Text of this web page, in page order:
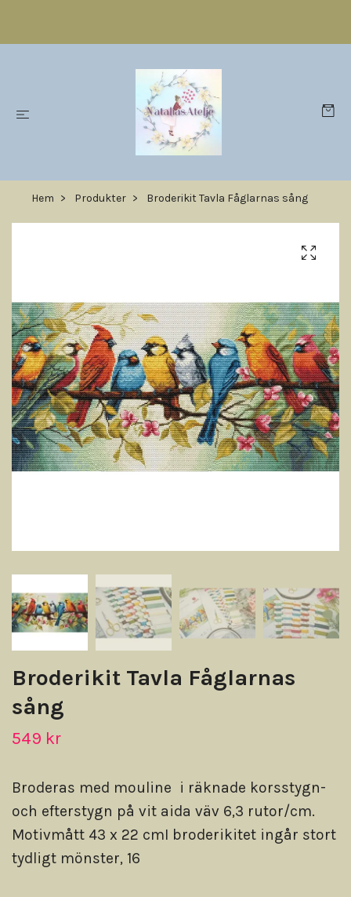
Hem Produkter Broderikit Tavla Fåglarnas sång
Broderikit Tavla Fåglarnas
sång
549 kr
Broderas med mouline i räknade korsstygn-
och efterstygn på vit aida väv 6,3 rutor/cm.
Motivmått 43 x 22 cmI broderikitet ingår stort
tydligt mönster, 16